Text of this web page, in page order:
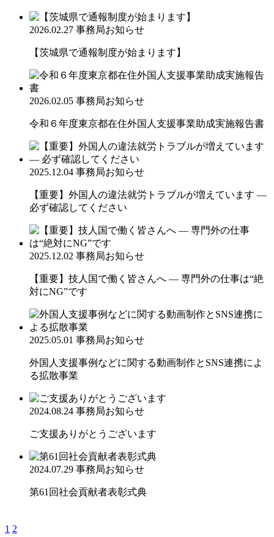
2026.02.27 事務局お知らせ
【茨城県で通報制度が始まります】
2026.02.05 事務局お知らせ
令和６年度東京都在住外国人支援事業助成実施報告書
2025.12.04 事務局お知らせ
【重要】外国人の違法就労トラブルが増えています ―
必ず確認してください
2025.12.02 事務局お知らせ
【重要】技人国で働く皆さんへ ― 専門外の仕事は“絶
対にNG”です
2025.05.01 事務局お知らせ
外国人支援事例などに関する動画制作とSNS連携によ
る拡散事業
2024.08.24 事務局お知らせ
ご支援ありがとうございます
2024.07.29 事務局お知らせ
第61回社会貢献者表彰式典
1 2